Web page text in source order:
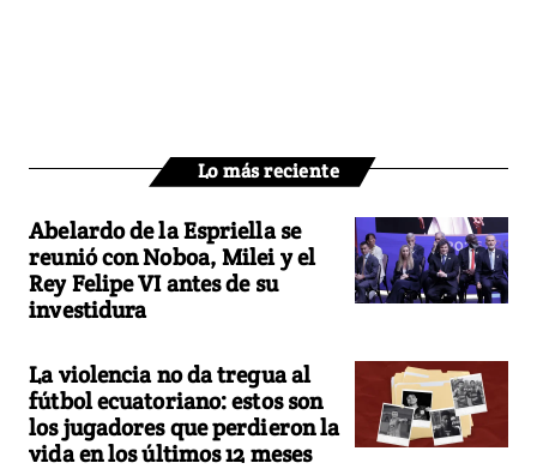
Lo más reciente
Abelardo de la Espriella se
reunió con Noboa, Milei y el
Rey Felipe VI antes de su
investidura
La violencia no da tregua al
fútbol ecuatoriano: estos son
los jugadores que perdieron la
vida en los últimos 12 meses